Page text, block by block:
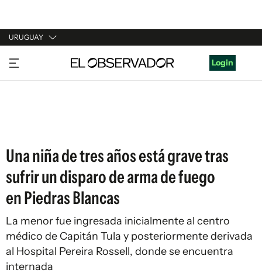
URUGUAY
URUGUAY
ARGENTINA
Login
Una niña de tres años está grave tras
sufrir un disparo de arma de fuego
en Piedras Blancas
La menor fue ingresada inicialmente al centro
médico de Capitán Tula y posteriormente derivada
al Hospital Pereira Rossell, donde se encuentra
internada